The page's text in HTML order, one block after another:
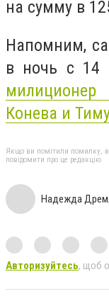
на сумму в
Напомним,
в ночь с 14
милиционер
Конева и
Якщо ви помітили помилку,
повідомити про це редакцію
Надежда
Авторизуйтесь, щоб